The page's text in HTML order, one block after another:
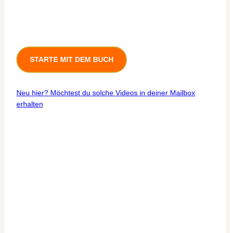
STARTE MIT DEM BUCH
Neu hier? Möchtest du solche Videos in deiner Mailbox
erhalten